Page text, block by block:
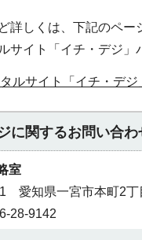
詳しくは、下記のペー
サイト「イチ・デジ
ルサイト「イチ・デ
に関するお問い合わ
室
愛知県一宮市本町2
28-9142